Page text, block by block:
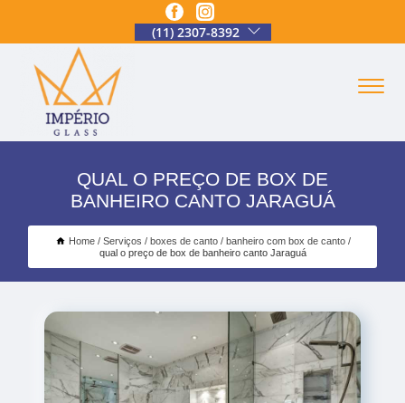
(11) 2307-8392
QUAL O PREÇO DE BOX DE
BANHEIRO CANTO JARAGUÁ
Home Serviços boxes de canto
banheiro com box de canto
qual o preço de box de banheiro canto Jaraguá